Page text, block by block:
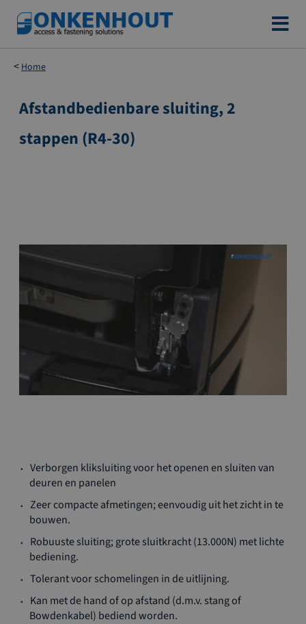
Ga
naar
de
inhoud
Home
Ga
het
einde
Afstandbedienbare sluiting, 2
stappen (R4-30)
naar
het
begin
van
afbeeldingen-
gallerij
Verborgen kliksluiting voor het openen en sluiten van
deuren en panelen
Zeer compacte afmetingen; eenvoudig uit het zicht in te
bouwen.
Robuuste sluiting; grote sluitkracht (13.000N) met lichte
bediening.
Tolerant voor schomelingen in de uitlijning.
Kan met de hand of op afstand (d.m.v. stang of
Bowdenkabel) bediend worden.